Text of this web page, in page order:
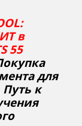
в
55
для
к